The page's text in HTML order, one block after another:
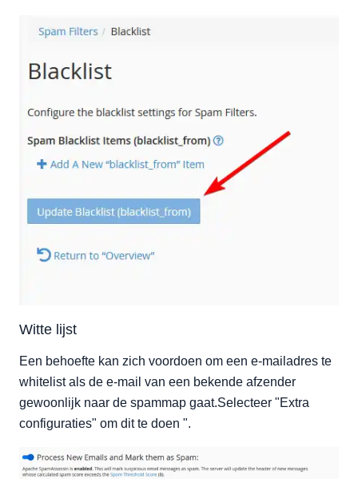
Witte lijst
Een behoefte kan zich voordoen om een e-mailadres te
whitelist als de e-mail van een bekende afzender
gewoonlijk naar de spammap gaat.Selecteer "Extra
configuraties" om dit te doen ".